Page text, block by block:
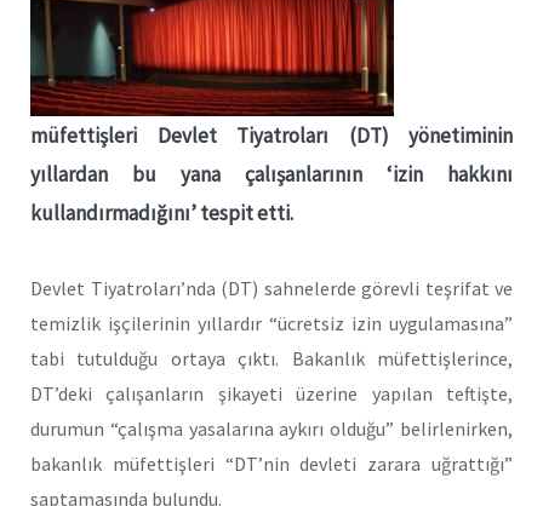
müfettişleri Devlet Tiyatroları (DT) yönetiminin
yıllardan bu yana çalışanlarının ‘izin hakkını
kullandırmadığını’ tespit etti.
Devlet Tiyatroları’nda (DT) sahnelerde görevli teşrifat ve
temizlik işçilerinin yıllardır “ücretsiz izin uygulamasına”
tabi tutulduğu ortaya çıktı. Bakanlık müfettişlerince,
DT’deki çalışanların şikayeti üzerine yapılan teftişte,
durumun “çalışma yasalarına aykırı olduğu” belirlenirken,
bakanlık müfettişleri “DT’nin devleti zarara uğrattığı”
saptamasında bulundu.